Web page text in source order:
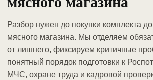
Разбор нужен до покупки комплекта
мясного магазина. Мы отделяем
от лишнего, фиксируем критичные
понятный порядок подготовки к
МЧС, охране труда и кадровой